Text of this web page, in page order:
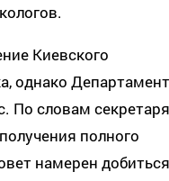
Киевского
однако Департамент
По словам секретаря
полного
намерен добиться